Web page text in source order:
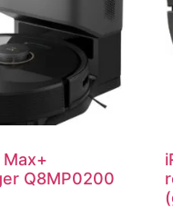
Q8MP0200